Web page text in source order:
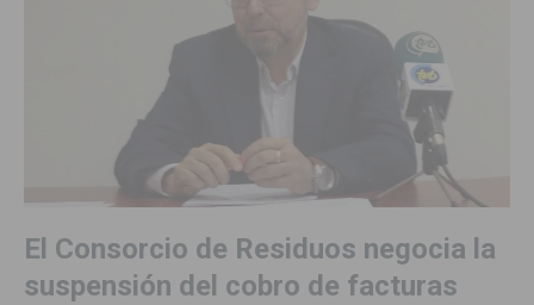
El Consorcio de Residuos negocia la
suspensión del cobro de facturas